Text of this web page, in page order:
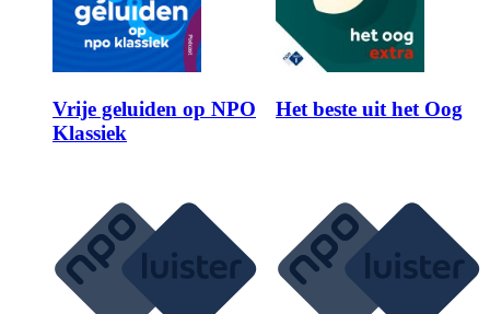
Vrije geluiden op NPO
Klassiek
Het beste uit het Oog